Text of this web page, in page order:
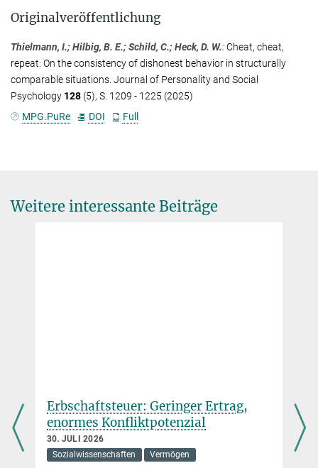
Originalveröffentlichung
Thielmann, I.; Hilbig, B. E.; Schild, C.; Heck, D. W.:Cheat, cheat,
repeat: On the consistency of dishonest behavior in structurally
comparable situations. Journal of Personality and Social
Psychology 128 (5), S. 1209 - 1225 (2025)
MPG.PuRe
DOI Full
Weitere interessante Beiträge
Erbschaftsteuer: Geringer Ertrag,
enormes Konfliktpotenzial
30. JULI 2026
Sozialwissenschaften
Vermögen